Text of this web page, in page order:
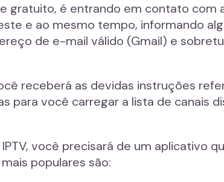
é entrando em contato com
e ao mesmo tempo, informando
de e-mail válido (Gmail) e
receberá as devidas instruções
para você carregar a lista de canais
você precisará de um aplicativo
populares são: